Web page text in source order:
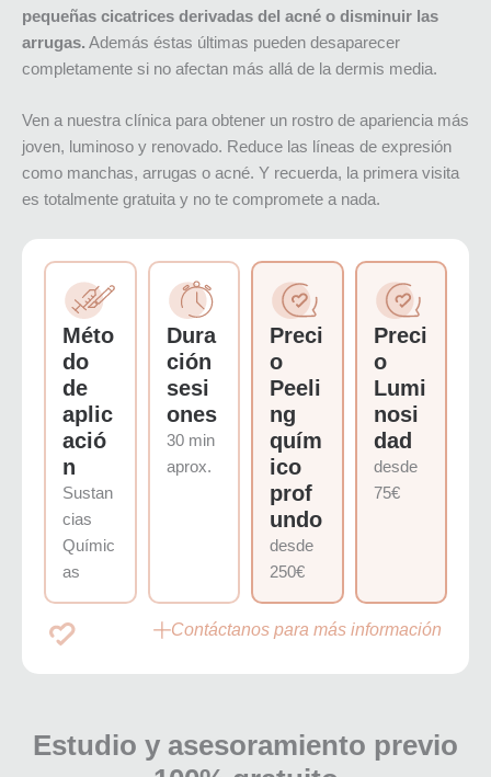
pequeñas cicatrices derivadas del acné o disminuir las
arrugas. Además éstas últimas pueden desaparecer
completamente si no afectan más allá de la dermis media.
Ven a nuestra clínica para obtener un rostro de apariencia más
joven, luminoso y renovado. Reduce las líneas de expresión
como manchas, arrugas o acné. Y recuerda, la primera visita
es totalmente gratuita y no te compromete a nada.
Méto
do
de
aplic
ació
n
Sustan
cias
Químic
as
Dura
ción
sesi
ones
30 min
aprox.
Preci
o
Peeli
ng
quím
ico
prof
undo
desde
250€
Preci
o
Lumi
nosi
dad
desde
75€
Contáctanos para más información
Estudio y asesoramiento previo